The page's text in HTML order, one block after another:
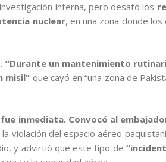
interna, pero desató los
nuclear, en una zona donde
“Durante un mantenimiento
misil” que cayó en “una zona de
inmediata. Convocó al
violación del espacio aéreo
y advirtió que este tipo de